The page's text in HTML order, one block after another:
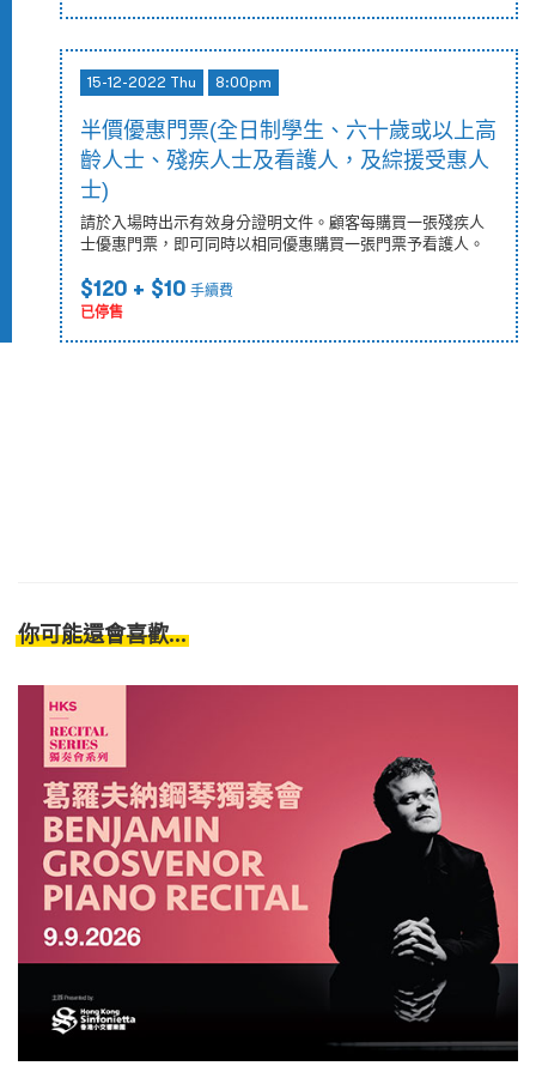
15-12-2022 Thu 8:00pm
半價優惠門票(全日制學生、六十歲或以上高
齡人士、殘疾人士及看護人，及綜援受惠人
士)
請於入場時出示有效身分證明文件。顧客每購買一張殘疾人
士優惠門票，即可同時以相同優惠購買一張門票予看護人。
$120 + $10 手續費
已停售
你可能還會喜歡...